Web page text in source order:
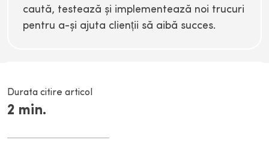
caută, testează și implementează noi trucuri
pentru a-și ajuta clienții să aibă succes.
Durata citire articol
2 min.